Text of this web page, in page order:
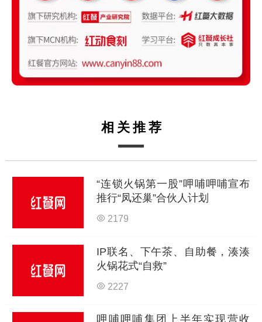
相关推荐
“连锁火锅第一股”呷哺呷哺宣布
推行“凤还巢”合伙人计划
2179
IP联名、下午茶、自助餐，湊湊
火锅花式“自救”
2227
呷哺呷哺集团上半年实现营收